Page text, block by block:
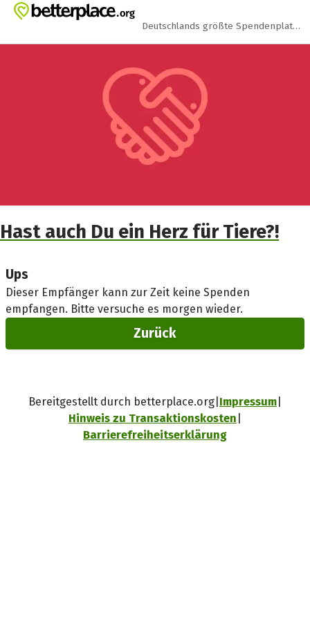
Zum Hauptinhalt springen
Erklärung zur Barrierefreiheit anzeigen
Deutschlands größte Spendenplattform
Hast auch Du ein Herz für Tiere?!
Ups
Dieser Empfänger kann zur Zeit keine Spenden
empfangen. Bitte versuche es morgen wieder.
Zurück
Bereitgestellt durch betterplace.org Impressum
Hinweis zu Transaktionskosten
Barrierefreiheitserklärung